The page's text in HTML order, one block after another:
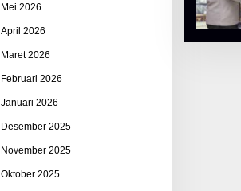
Mei 2026
April 2026
Maret 2026
Februari 2026
Januari 2026
Desember 2025
November 2025
Oktober 2025